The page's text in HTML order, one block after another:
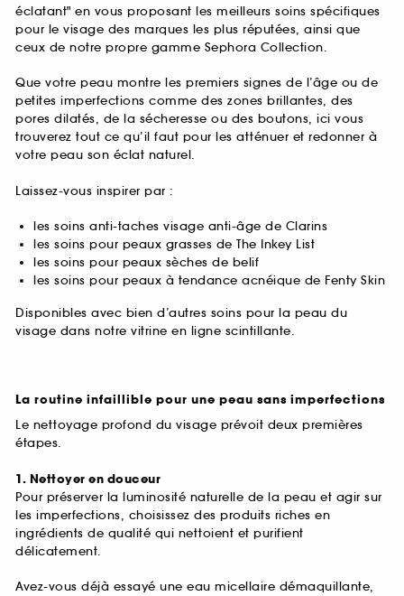
éclatant" en vous proposant les meilleurs soins spécifiques
pour le visage des marques les plus réputées, ainsi que
ceux de notre propre gamme Sephora Collection.
Que votre peau montre les premiers signes de l’âge ou de
petites imperfections comme des zones brillantes, des
pores dilatés, de la sécheresse ou des boutons, ici vous
trouverez tout ce qu’il faut pour les atténuer et redonner à
votre peau son éclat naturel.
Laissez-vous inspirer par :
les soins anti-taches visage anti-âge de Clarins
les soins pour peaux grasses de The Inkey List
les soins pour peaux sèches de belif
les soins pour peaux à tendance acnéique de Fenty Skin
Disponibles avec bien d’autres soins pour la peau du
visage dans notre vitrine en ligne scintillante.
La routine infaillible pour une peau sans imperfections
Le nettoyage profond du visage prévoit deux premières
étapes.
1. Nettoyer en douceur
Pour préserver la luminosité naturelle de la peau et agir sur
les imperfections, choisissez des produits riches en
ingrédients de qualité qui nettoient et purifient
délicatement.
Avez-vous déjà essayé une eau micellaire démaquillante,